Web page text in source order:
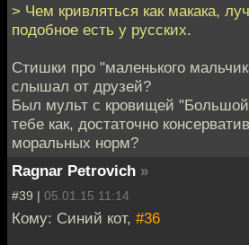
> Чем кривляться как макака,
подобное есть у русских.
Стишки про "маленького
слышал от друзей?
Был мульт с кровищей
тебе как, достаточно
моральных норм?
Ragnar Petrovich »
#39 | 05.01.15 11:14
Кому: Синий кот, #36